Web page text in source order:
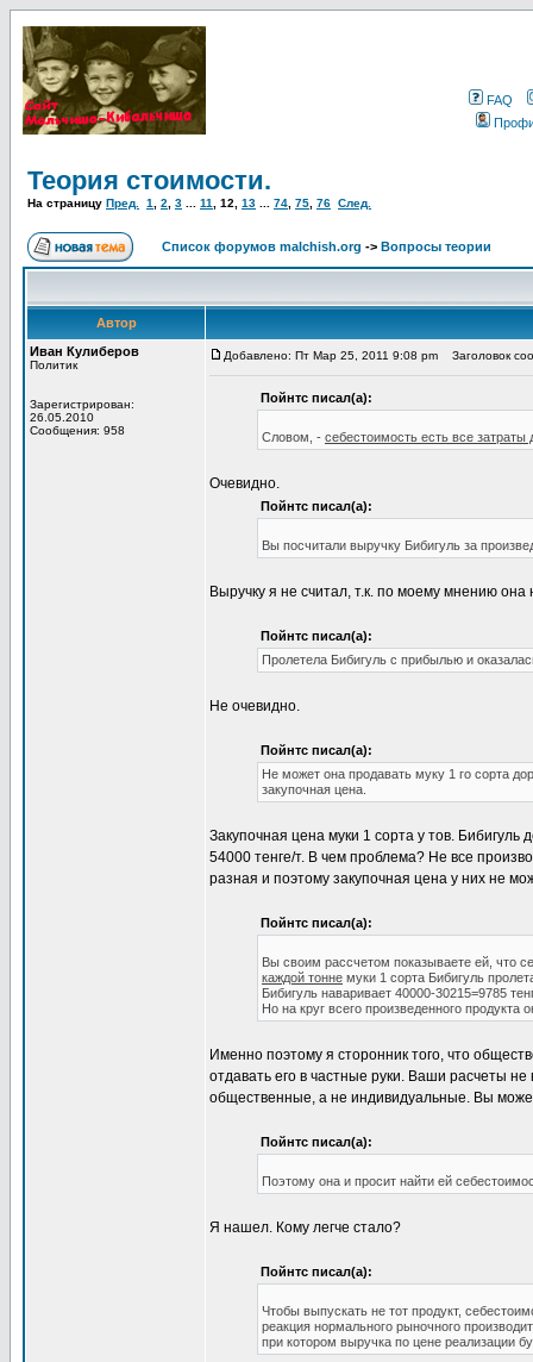
FAQ
Теория стоимости.
На страницу Пред. 1 2 3 11 12 13 74 75 76 След.
Список форумов malchish.org -> Вопросы теории
Автор
Иван Кулиберов
Политик
Зарегистрирован:
26.05.2010
Сообщения: 958
Добавлено: Пт Мар 25, 2011 9:08 pm Заголовок
Пойнтс писал(а):
Словом, - себестоимость есть все затраты
Очевидно.
Пойнтс писал(а):
Вы посчитали выручку Бибигуль за
Выручку я не считал, т.к. по моему мнению
Пойнтс писал(а):
Пролетела Бибигуль с прибылью и
Не очевидно.
Пойнтс писал(а):
Не может она продавать муку 1 го сорта
закупочная цена.
Закупочная цена муки 1 сорта у тов.
54000 тенге/т. В чем проблема? Не все
разная и поэтому закупочная цена у них не
Пойнтс писал(а):
Вы своим рассчетом показываете ей, что
каждой тонне муки 1 сорта Бибигуль
Бибигуль наваривает 40000-30215=9785
Но на круг всего произведенного продукта
Именно поэтому я сторонник того, что
отдавать его в частные руки. Ваши расчеты
общественные, а не индивидуальные. Вы
Пойнтс писал(а):
Поэтому она и просит найти ей
Я нашел. Кому легче стало?
Пойнтс писал(а):
Чтобы выпускать не тот продукт,
реакция нормального рыночного
при котором выручка по цене реализации